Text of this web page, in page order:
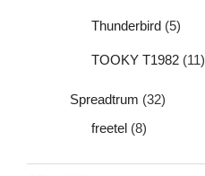
Thunderbird (5)
TOOKY T1982 (11)
Spreadtrum (32)
freetel (8)